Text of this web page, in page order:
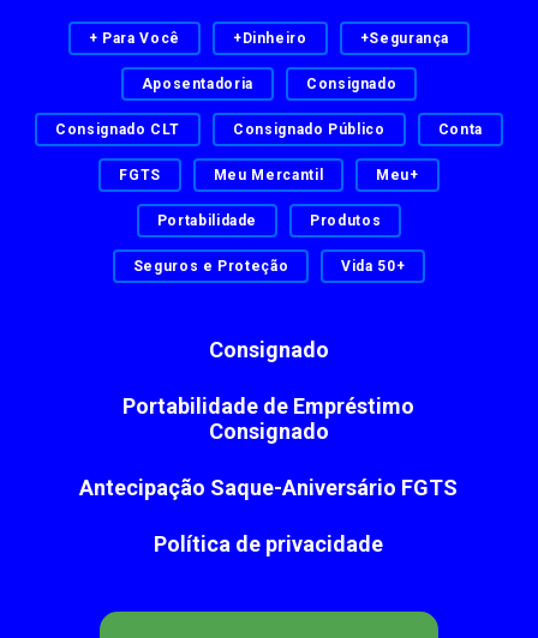
Consignado
Portabilidade de Empréstimo
Consignado
Antecipação Saque-Aniversário FGTS
Política de privacidade
+ Para Você +Dinheiro +Segurança
Aposentadoria Consignado
Consignado CLT Consignado Público Conta
FGTS Meu Mercantil Meu+
Portabilidade Produtos
Seguros e Proteção Vida 50+